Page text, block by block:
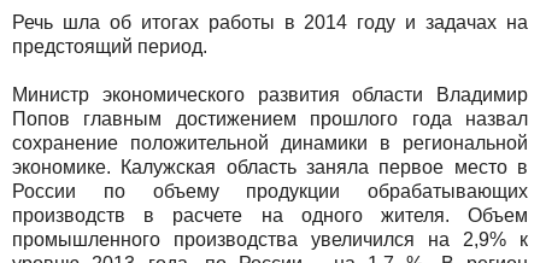
Речь шла об итогах работы в 2014 году и задачах на
предстоящий период.
Министр экономического развития области Владимир
Попов главным достижением прошлого года назвал
сохранение положительной динамики в региональной
экономике. Калужская область заняла первое место в
России по объему продукции обрабатывающих
производств в расчете на одного жителя. Объем
промышленного производства увеличился на 2,9% к